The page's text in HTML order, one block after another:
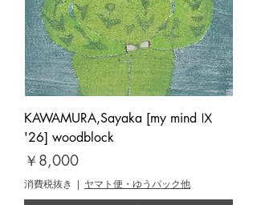
KAWAMURA,Sayaka [my mind Ⅸ
'26] woodblock
価格
￥8,000
消費税抜き | ヤマト便・ゆうパック他